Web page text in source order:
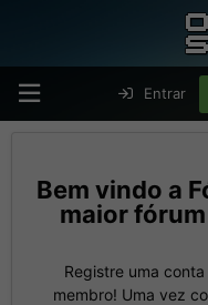
Entrar
maior
Registre uma
membro! Uma vez